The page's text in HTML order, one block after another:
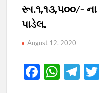
રૂા.૧,૧૩,૫૦૦/-
પાડેલ.
August 12, 2020
F
W T